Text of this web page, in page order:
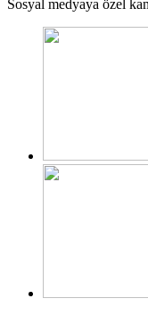
Sosyal medyaya özel